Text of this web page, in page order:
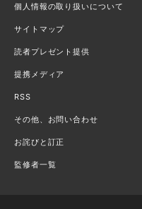
個人情報の取り扱いについて
サイトマップ
読者プレゼント提供
提携メディア
RSS
その他、お問い合わせ
お詫びと訂正
監修者一覧